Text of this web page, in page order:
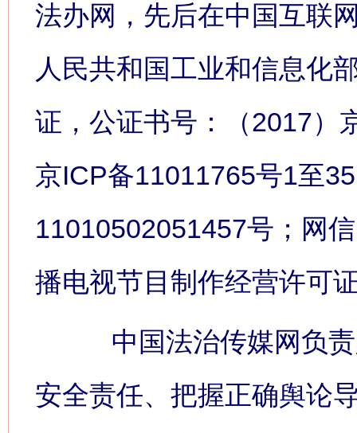
法办网，先后在中国互联
人民共和国工业和信息化
证，公证书号：（2017）
京ICP备11011765号1至
11010502051457号；网
播电视节目制作经营许可
中国法治传媒网负责
安全责任、把握正确舆论